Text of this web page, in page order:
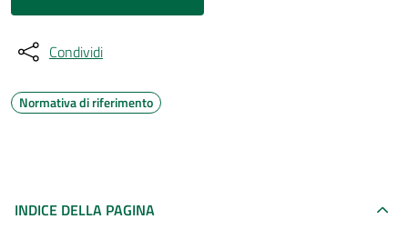
Condividi
Normativa di riferimento
INDICE DELLA PAGINA